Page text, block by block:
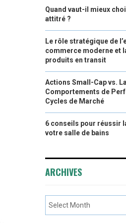
Quand vaut-il mieux
attitré ?
Le rôle stratégique de
commerce moderne et
produits en transit
Actions Small-Cap vs.
Comportements de
Cycles de Marché
6 conseils pour réussir
votre salle de bains
ARCHIVES